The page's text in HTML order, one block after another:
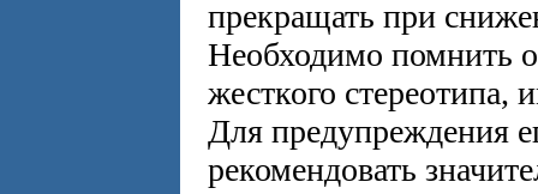
прекращать при
Необходимо помнить
жесткого стереотипа,
Для предупреждения
рекомендовать